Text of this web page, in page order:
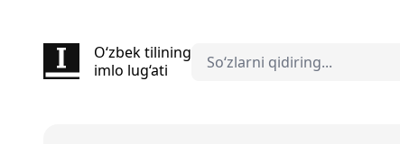
O‘zbek tilining
imlo lug‘ati